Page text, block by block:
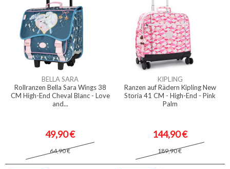
BELLA SARA
Rollranzen Bella Sara Wings 38
CM High-End Cheval Blanc - Love
and...
49,90 €
64,90 €
KIPLING
Ranzen auf Rädern Kipling New
Storia 41 CM - High-End - Pink
Palm
144,90 €
189,90 €